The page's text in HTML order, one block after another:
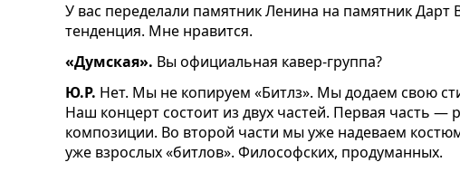
У вас переделали памятник Ленина на памятник Дарт
тенденция. Мне нравится.
«Думская». Вы официальная кавер-группа?
Ю.Р. Нет. Мы не копируем «Битлз». Мы додаем свою
Наш концерт состоит из двух частей. Первая часть —
композиции. Во второй части мы уже надеваем
уже взрослых «битлов». Философских, продуманных.